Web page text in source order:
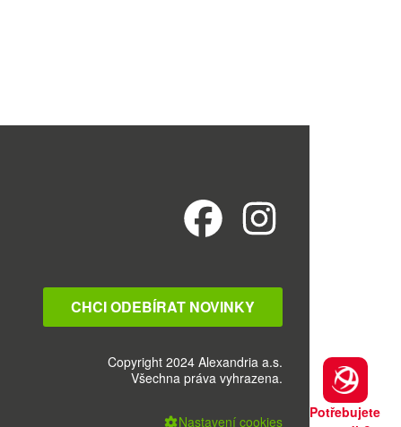
Potřebujete
CHCI ODEBÍRAT NOVINKY
Copyright 2024 Alexandria a.s.
Všechna práva vyhrazena.
Nastavení cookies